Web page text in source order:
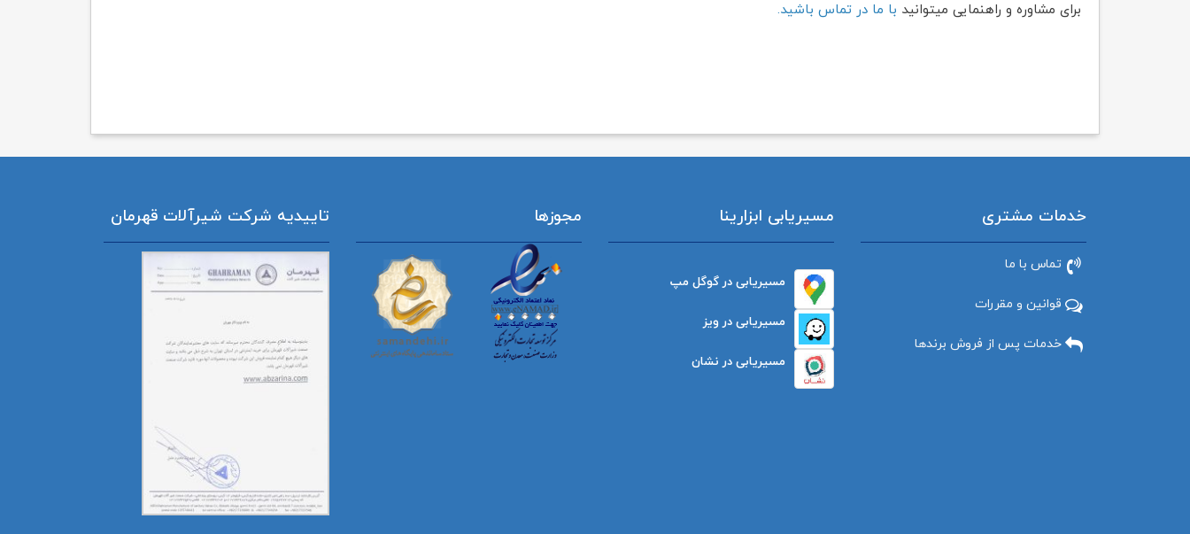
برای مشاوره و راهنمایی میتوانید با ما در تماس باشید.
خدمات مشتری
تماس با ما
قوانین و مقررات
خدمات پس از فروش برندها
مسیریابی ابزارینا
مسیریابی در گوگل مپ
مسیریابی در ویز
مسیریابی در نشان
مجوزها تاییدیه شرکت شیرآلات قهرمان